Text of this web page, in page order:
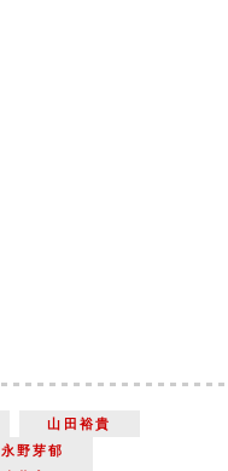
山田裕貴
永野芽郁